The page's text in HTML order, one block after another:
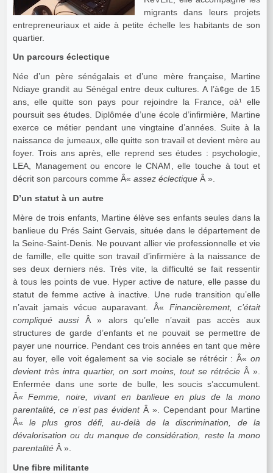
migrants dans leurs projets
entrepreneuriaux et aide à petite échelle les habitants de son
quartier.
Un parcours éclectique
Née d’un père sénégalais et d’une mère française, Martine
Ndiaye grandit au Sénégal entre deux cultures. A l’à¢ge de 15
ans, elle quitte son pays pour rejoindre la France, oà¹ elle
poursuit ses études. Diplômée d’une école d’infirmière, Martine
exerce ce métier pendant une vingtaine d’années. Suite à la
naissance de jumeaux, elle quitte son travail et devient mère au
foyer. Trois ans après, elle reprend ses études : psychologie,
LEA, Management ou encore le CNAM, elle touche à tout et
décrit son parcours comme Â« assez éclectique Â ».
D’un statut à un autre
Mère de trois enfants, Martine élève ses enfants seules dans la
banlieue du Prés Saint Gervais, située dans le département de
la Seine-Saint-Denis. Ne pouvant allier vie professionnelle et vie
de famille, elle quitte son travail d’infirmière à la naissance de
ses deux derniers nés. Très vite, la difficulté se fait ressentir
à tous les points de vue. Hyper active de nature, elle passe du
statut de femme active à inactive. Une rude transition qu’elle
n’avait jamais vécue auparavant. Â« Financièrement, c’était
compliqué aussiÂ » alors qu’elle n’avait pas accès aux
structures de garde d’enfants et ne pouvait se permettre de
payer une nourrice. Pendant ces trois années en tant que mère
au foyer, elle voit également sa vie sociale se rétrécir : Â« on
devient très intra quartier, on sort moins, tout se rétrécie Â ».
Enfermée dans une sorte de bulle, les soucis s’accumulent.
Â« Femme, noire, vivant en banlieue en plus de la mono
parentalité, ce n’est pas évidentÂ ». Cependant pour Martine
Â« le plus gros défi, au-delà de la discrimination, de la
dévalorisation ou du manque de considération, reste la mono
parentalité Â ».
Une fibre militante